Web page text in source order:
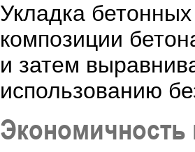
Укладка
композиции
и затем
использованию
Экономичность